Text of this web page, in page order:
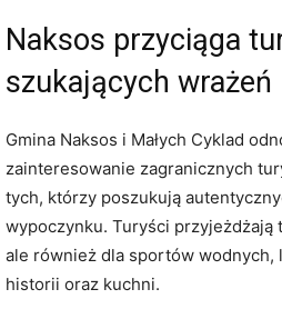
Naksos przyciąga
szukających wrażeń
Gmina Naksos i Małych Cyklad
zainteresowanie zagranicznych
tych, którzy poszukują
wypoczynku. Turyści przyjeżdżają
ale również dla sportów wodnych,
historii oraz kuchni.